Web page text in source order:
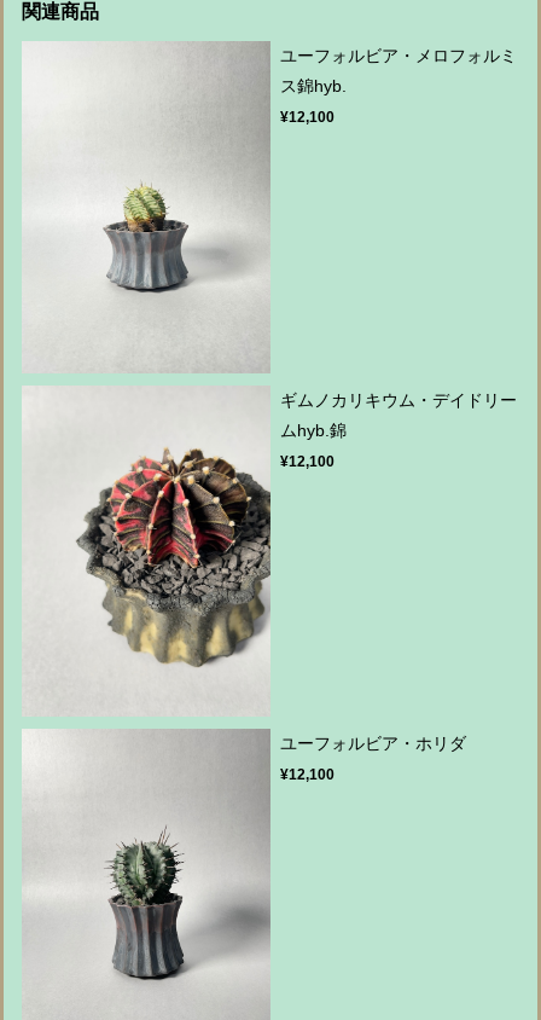
関連商品
ユーフォルビア・メロフォルミ
ス錦hyb.
¥12,100
ギムノカリキウム・デイドリー
ムhyb.錦
¥12,100
ユーフォルビア・ホリダ
¥12,100